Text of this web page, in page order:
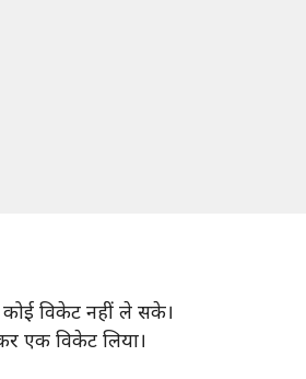
विकेट नहीं ले सके।
एक विकेट लिया।